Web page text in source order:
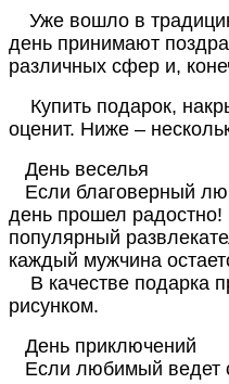
Уже вошло в
день принимают
различных сфер и,
Купить подарок,
оценит. Ниже –
День веселья
Если благоверный
день прошел
популярный
каждый мужчина
В качестве подарка
рисунком.
День приключений
Если любимый ведет